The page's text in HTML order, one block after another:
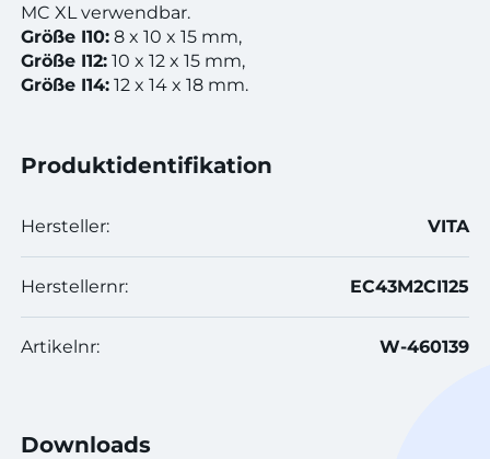
MC XL verwendbar.
Größe I10: 8 x 10 x 15 mm,
Größe I12: 10 x 12 x 15 mm,
Größe I14: 12 x 14 x 18 mm.
Produktidentifikation
Hersteller: VITA
Herstellernr: EC43M2CI125
Artikelnr: W-460139
Downloads